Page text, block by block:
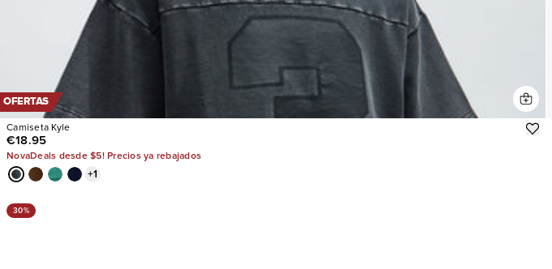
OFERTAS
Camiseta Kyle
€18.95
NovaDeals desde $5! Precios ya rebajados
+1
30%